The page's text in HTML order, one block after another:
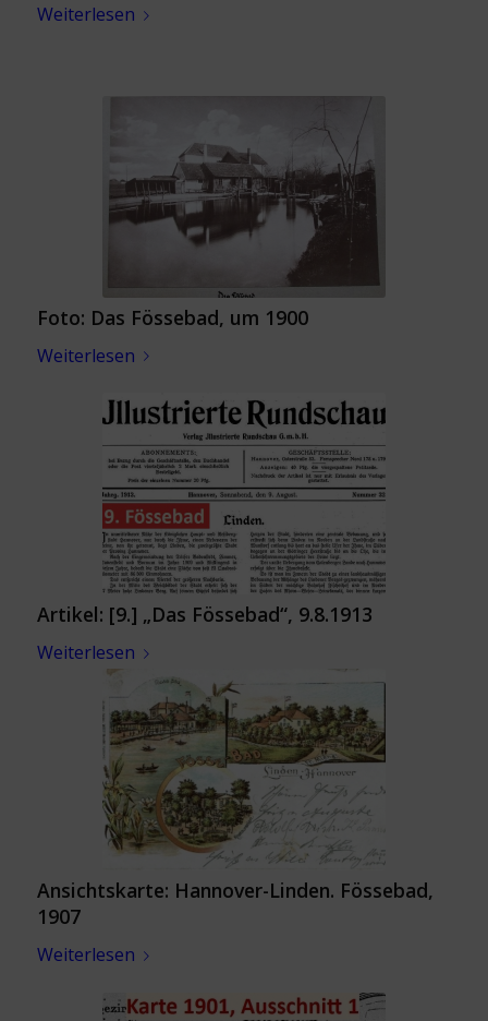
Weiterlesen
Foto: Das Fössebad, um 1900
Weiterlesen
Artikel: [9.] „Das Fössebad“, 9.8.1913
Weiterlesen
Ansichtskarte: Hannover-Linden. Fössebad,
1907
Weiterlesen